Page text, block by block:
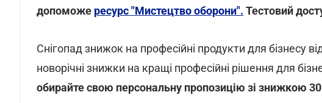
допоможе ресурс "Мистецтво оборони". Тестовий
Снігопад знижок на професійні продукти для бізнесу
новорічні знижки на кращі професійні рішення для
обирайте свою персональну пропозицію зі знижкою